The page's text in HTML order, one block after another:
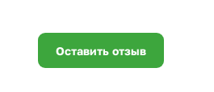
Оставить отзыв